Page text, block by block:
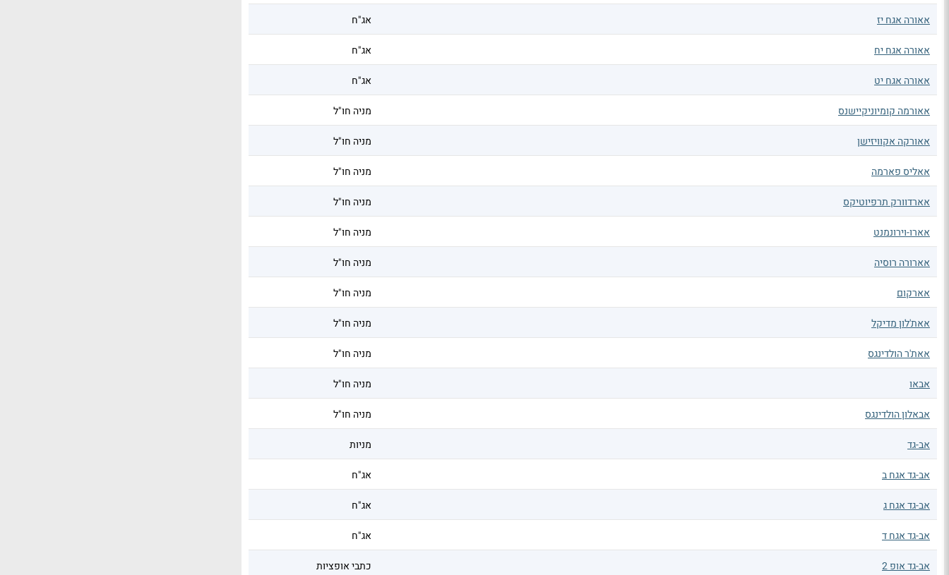
אאורה אגח יז אג"ח
אאורה אגח יח אג"ח
אאורה אגח יט אג"ח
אאורמה קומיוניקיישנס מניה חו"ל
אאורקה אקוויזישן מניה חו"ל
אאליס פארמה מניה חו"ל
אארדוורק תרפיוטיקס מניה חו"ל
אארו-וירונמנט מניה חו"ל
אארורה רוסיה מניה חו"ל
אארקום מניה חו"ל
אאת'לון מדיקל מניה חו"ל
אאת'ר הולדינגס מניה חו"ל
אבאו מניה חו"ל
אבאלון הולדינגס מניה חו"ל
אב-גד מניות
אב-גד אגח ב אג"ח
אב-גד אגח ג אג"ח
אב-גד אגח ד אג"ח
אב-גד אופ 2 כתבי אופציות